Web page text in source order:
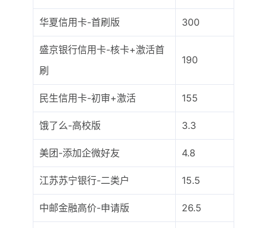
华夏信用卡-首刷版 300
盛京银行信用卡-核卡+激活首
刷
190
民生信用卡-初审+激活 155
饿了么-高校版 3.3
美团-添加企微好友 4.8
江苏苏宁银行-二类户 15.5
中邮金融高价-申请版 26.5